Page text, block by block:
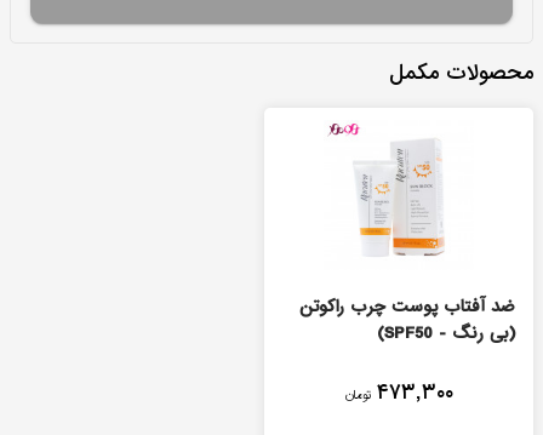
محصولات مکمل
ضد آفتاب پوست چرب راکوتن
(بی رنگ - SPF50)
۴۷۳,۳۰۰ تومان